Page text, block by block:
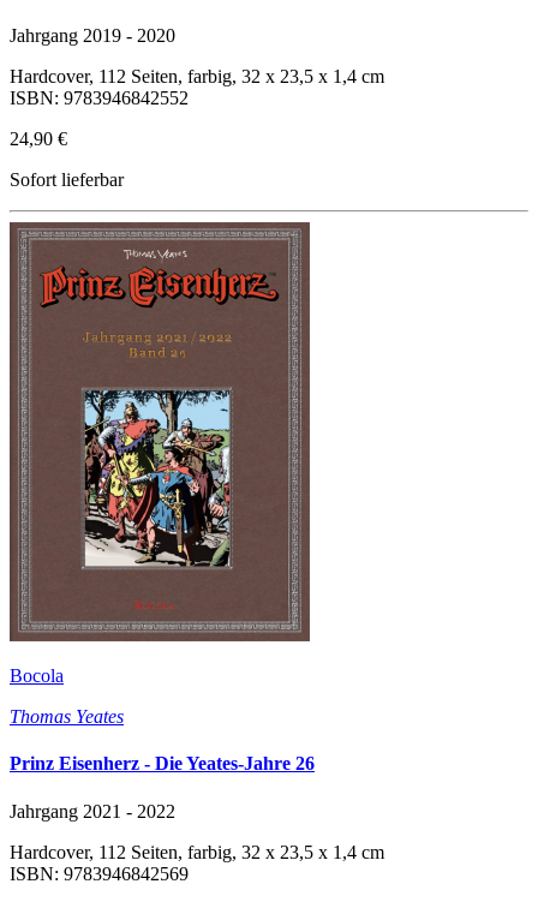
Jahrgang 2019 - 2020
Hardcover, 112 Seiten, farbig, 32 x 23,5 x 1,4 cm
ISBN: 9783946842552
24,90 €
Sofort lieferbar
Bocola
Thomas Yeates
Prinz Eisenherz - Die Yeates-Jahre 26
Jahrgang 2021 - 2022
Hardcover, 112 Seiten, farbig, 32 x 23,5 x 1,4 cm
ISBN: 9783946842569